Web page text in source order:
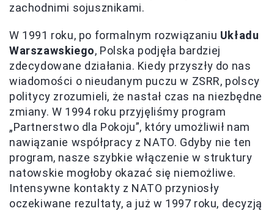
zachodnimi sojusznikami.
W 1991 roku, po formalnym rozwiązaniu Układu
Warszawskiego, Polska podjęła bardziej
zdecydowane działania. Kiedy przyszły do nas
wiadomości o nieudanym puczu w ZSRR, polscy
politycy zrozumieli, że nastał czas na niezbędne
zmiany. W 1994 roku przyjęliśmy program
„Partnerstwo dla Pokoju”, który umożliwił nam
nawiązanie współpracy z NATO. Gdyby nie ten
program, nasze szybkie włączenie w struktury
natowskie mogłoby okazać się niemożliwe.
Intensywne kontakty z NATO przyniosły
oczekiwane rezultaty, a już w 1997 roku, decyzją